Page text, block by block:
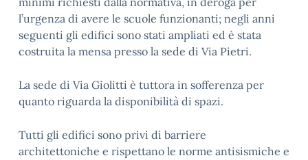
l’urgenza di avere le scuole funzionanti; negli anni
seguenti gli edifici sono stati ampliati ed è stata
costruita la mensa presso la sede di Via Pietri.
La sede di Via Giolitti è tuttora in sofferenza per
quanto riguarda la disponibilità di spazi.
Tutti gli edifici sono privi di barriere
architettoniche e rispettano le norme antisismiche e